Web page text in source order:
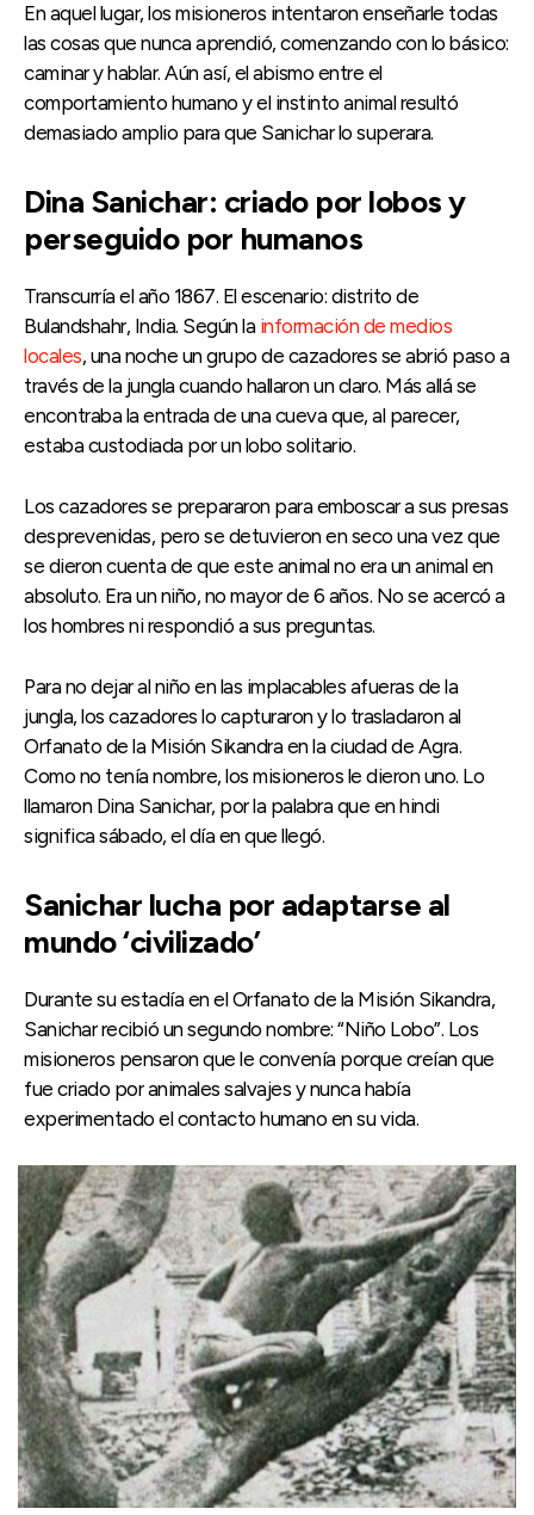
En aquel lugar, los misioneros intentaron enseñarle todas
las cosas que nunca aprendió, comenzando con lo básico:
caminar y hablar. Aún así, el abismo entre el
comportamiento humano y el instinto animal resultó
demasiado amplio para que Sanichar lo superara.
Dina Sanichar: criado por lobos y
perseguido por humanos
Transcurría el año 1867. El escenario: distrito de
Bulandshahr, India. Según la información de medios
locales, una noche un grupo de cazadores se abrió paso a
través de la jungla cuando hallaron un claro. Más allá se
encontraba la entrada de una cueva que, al parecer,
estaba custodiada por un lobo solitario.
Los cazadores se prepararon para emboscar a sus presas
desprevenidas, pero se detuvieron en seco una vez que
se dieron cuenta de que este animal no era un animal en
absoluto. Era un niño, no mayor de 6 años. No se acercó a
los hombres ni respondió a sus preguntas.
Para no dejar al niño en las implacables afueras de la
jungla, los cazadores lo capturaron y lo trasladaron al
Orfanato de la Misión Sikandra en la ciudad de Agra.
Como no tenía nombre, los misioneros le dieron uno. Lo
llamaron Dina Sanichar, por la palabra que en hindi
significa sábado, el día en que llegó.
Sanichar lucha por adaptarse al
mundo ‘civilizado’
Durante su estadía en el Orfanato de la Misión Sikandra,
Sanichar recibió un segundo nombre: “Niño Lobo”. Los
misioneros pensaron que le convenía porque creían que
fue criado por animales salvajes y nunca había
experimentado el contacto humano en su vida.